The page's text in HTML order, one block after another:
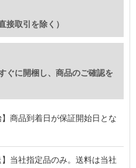
接取引を除く）
ぐに開梱し、商品のご確認を
商品到着日が保証開始日とな
当社指定品のみ。送料は当社